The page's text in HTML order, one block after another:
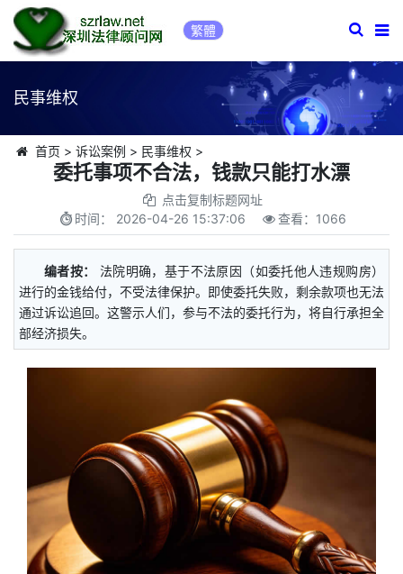
繁體
民事维权
首页 > 诉讼案例 > 民事维权 >
委托事项不合法，钱款只能打水漂
点击复制标题网址
时间： 2026-04-26 15:37:06 查看： 1066
编者按：
法院明确，基于不法原因（如委托他人违规购房）
进行的金钱给付，不受法律保护。即使委托失败，剩余款项也无法
通过诉讼追回。这警示人们，参与不法的委托行为，将自行承担全
部经济损失。